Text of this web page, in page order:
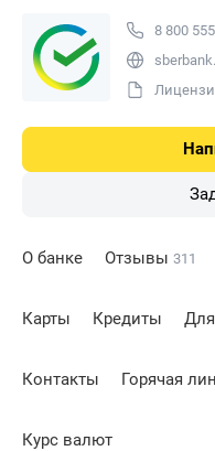
8 800
О банке Отзывы 311
Карты Кредиты
Контакты Горячая
Курс валют